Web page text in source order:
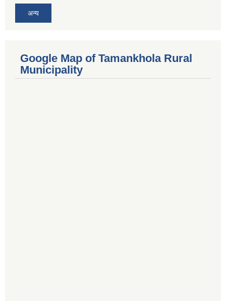
अन्य
Google Map of Tamankhola Rural
Municipality